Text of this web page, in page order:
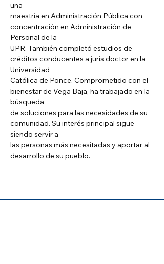
una
maestría en Administración Pública con
concentración en Administración de
Personal de la
UPR. También completó estudios de
créditos conducentes a juris doctor en la
Universidad
Católica de Ponce. Comprometido con el
bienestar de Vega Baja, ha trabajado en la
búsqueda
de soluciones para las necesidades de su
comunidad. Su interés principal sigue
siendo servir a
las personas más necesitadas y aportar al
desarrollo de su pueblo.